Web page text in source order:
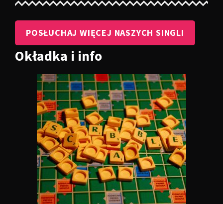
POSŁUCHAJ WIĘCEJ NASZYCH SINGLI
Okładka i info